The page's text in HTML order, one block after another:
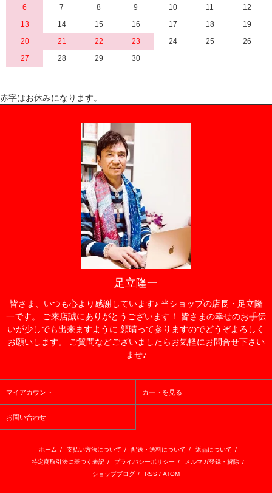
6
7 8 9 10 11
12
13
14 15 16 17 18
19
20
21 22 23 24 25
26
27
28 29 30
赤字はお休みになります。
足立隆一
皆さま、いつも心より感謝しています♪ 当ショップの店長・足立隆
一です。 ご来店誠にありがとうございます！ 皆さまの幸せのお手伝
いが少しでも出来ますように 顔晴って参りますのでどうぞよろしく
お願いします。 ご質問などございましたらお気軽にお問合せ下さい
ませ♪
マイアカウント カートを見る
お問い合わせ
ホーム / 支払い方法について / 配送・送料について / 返品について /
特定商取引法に基づく表記 / プライバシーポリシー / メルマガ登録・解除 /
ショップブログ / RSS / ATOM